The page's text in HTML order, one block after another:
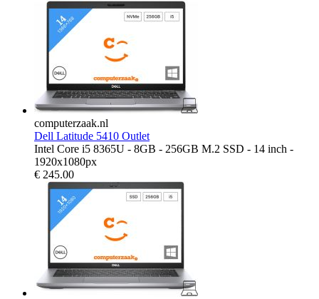
computerzaak.nl
Dell Latitude 5410 Outlet
Intel Core i5 8365U - 8GB - 256GB M.2 SSD - 14 inch -
1920x1080px
€ 245.00